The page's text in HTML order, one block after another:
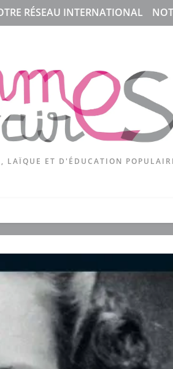
RÉSEAU INTERNATIONAL
LAÏQUE ET D'ÉDUCATION